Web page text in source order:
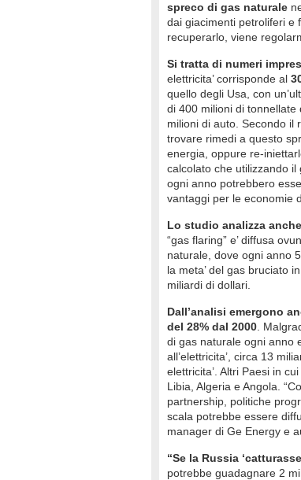
spreco di gas naturale
dai giacimenti petroliferi e
recuperarlo, viene
Si tratta di numeri
elettricita’ corrisponde al
quello degli Usa, con
di 400 milioni di tonnellate
milioni di auto. Secondo il
trovare rimedi a questo
energia, oppure re-
calcolato che utilizzando il
ogni anno potrebbero
vantaggi per le economie
Lo studio analizza
“gas flaring” e’ diffusa
naturale, dove ogni anno
la meta’ del gas bruciato
miliardi di dollari.
Dall’analisi emergono
del 28% dal 2000 .
di gas naturale ogni anno
all’elettricita’, circa 13
elettricita’. Altri Paesi in
Libia, Algeria e Angola.
partnership, politiche
scala potrebbe essere
manager di Ge Energy e
“Se la Russia
potrebbe guadagnare 2